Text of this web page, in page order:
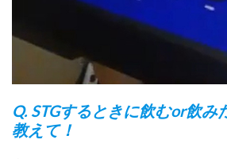
Q. STGするときに飲むor飲み
教えて！